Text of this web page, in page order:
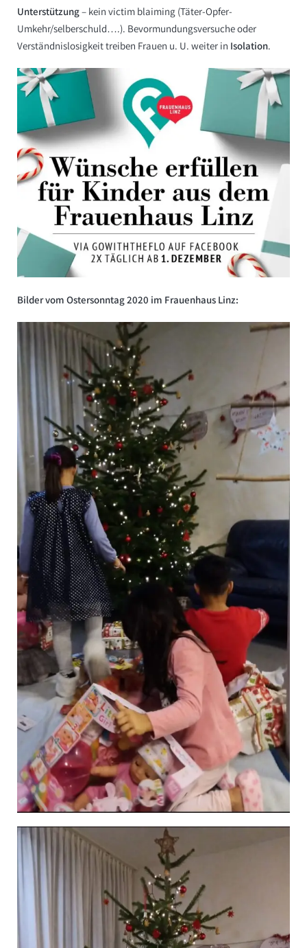
Unterstützung– kein victim blaiming (Täter-Opfer-
Umkehr/selberschuld….). Bevormundungsversuche oder
Verständnis­losigkeit treiben Frauen u. U. weiter in Isolation.
Bilder vom Ostersonntag 2020 im Frauenhaus Linz: